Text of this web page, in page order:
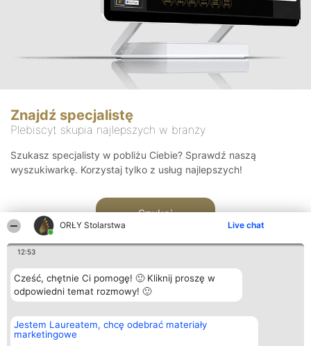
ORŁY Stolarstwa Live chat
12:53
Cześć, chętnie Ci pomogę! 🙂 Kliknij proszę w
odpowiedni temat rozmowy! 🙂
Jestem Laureatem, chcę odebrać materiały
marketingowe
Znajdź specjalistę
Plebiscyt skupia najlepszych w branży
Szukasz specjalisty w pobliżu Ciebie? Sprawdź naszą
wyszukiwarkę. Korzystaj tylko z usług najlepszych!
Szukaj
Organizator plebiscytu
Bright Side Solutions sp. z o.
o. sp. k.
Plebiscyt
Laureaci
Kontakt
Kontakt